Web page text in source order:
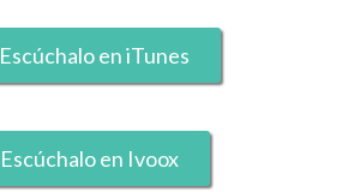
Escúchalo en iTunes
Escúchalo en Ivoox